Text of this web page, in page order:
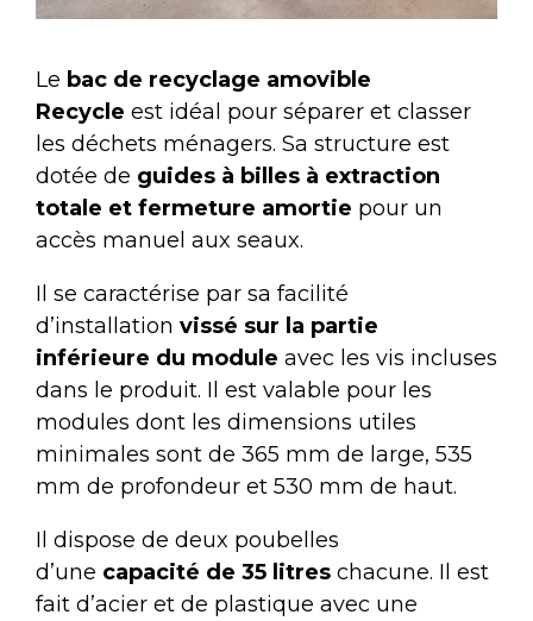
Le bac de recyclage amovible
Recycle est idéal pour séparer et classer
les déchets ménagers. Sa structure est
dotée de guides à billes à extraction
totale et fermeture amortie pour un
accès manuel aux seaux.
Il se caractérise par sa facilité
d’installation vissé sur la partie
inférieure du module avec les vis incluses
dans le produit. Il est valable pour les
modules dont les dimensions utiles
minimales sont de 365 mm de large, 535
mm de profondeur et 530 mm de haut.
Il dispose de deux poubelles
d’une capacité de 35 litres chacune. Il est
fait d’acier et de plastique avec une